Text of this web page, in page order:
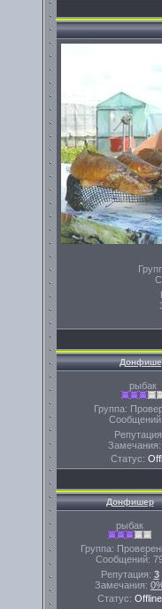
рыбак
Группа:
Сообщений:
Замечания:
Статус:
Донфишер
рыбак
Группа:
Сообщений:
Репутация: 3
Замечания:
Статус: Offline